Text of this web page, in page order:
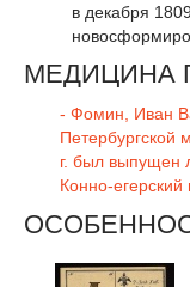
в декабря
МЕДИЦИНА
- Фомин, Иван
Петербургской
г. был выпущен
Конно-егерский